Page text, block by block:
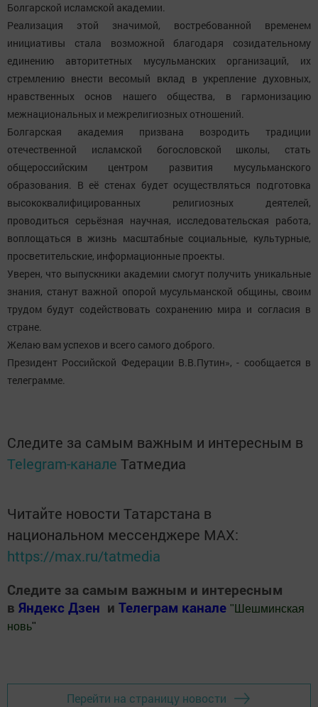
Болгарской исламской академии.
Реализация этой значимой, востребованной временем
инициативы стала возможной благодаря созидательному
единению авторитетных мусульманских организаций, их
стремлению внести весомый вклад в укрепление духовных,
нравственных основ нашего общества, в гармонизацию
межнациональных и межрелигиозных отношений.
Болгарская академия призвана возродить традиции
отечественной исламской богословской школы, стать
общероссийским центром развития мусульманского
образования. В её стенах будет осуществляться подготовка
высококвалифицированных религиозных деятелей,
проводиться серьёзная научная, исследовательская работа,
воплощаться в жизнь масштабные социальные, культурные,
просветительские, информационные проекты.
Уверен, что выпускники академии смогут получить уникальные
знания, станут важной опорой мусульманской общины, своим
трудом будут содействовать сохранению мира и согласия в
стране.
Желаю вам успехов и всего самого доброго.
Президент Российской Федерации В.В.Путин», - сообщается в
телеграмме.
Следите за самым важным и интересным в
Telegram-канале Татмедиа
Читайте новости Татарстана в
национальном мессенджере MАХ:
https://max.ru/tatmedia
Следите за самым важным и интересным
в Яндекс Дзен и Телеграм канале " Шешминская
новь"
Перейти на страницу новости